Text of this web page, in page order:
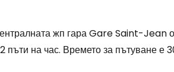
жп гара Gare Saint-Jean
пъти на час. Времето за пътуване е
в Cestee